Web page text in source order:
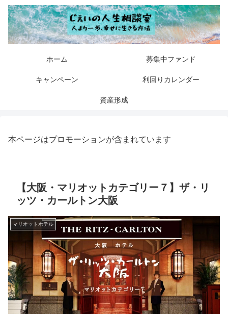
ホーム 募集中ファンド
キャンペーン 利回りカレンダー
資産形成
本ページはプロモーションが含まれています
【大阪・マリオットカテゴリー７】ザ・リ
ッツ・カールトン大阪
マリオットホテル